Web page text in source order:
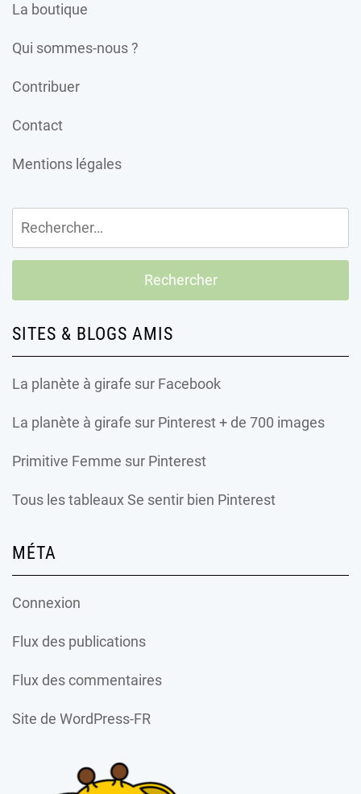
La boutique
Qui sommes-nous ?
Contribuer
Contact
Mentions légales
Rechercher :
SITES & BLOGS AMIS
La planète à girafe sur Facebook
La planète à girafe sur Pinterest + de 700 images
Primitive Femme sur Pinterest
Tous les tableaux Se sentir bien Pinterest
MÉTA
Connexion
Flux des publications
Flux des commentaires
Site de WordPress-FR